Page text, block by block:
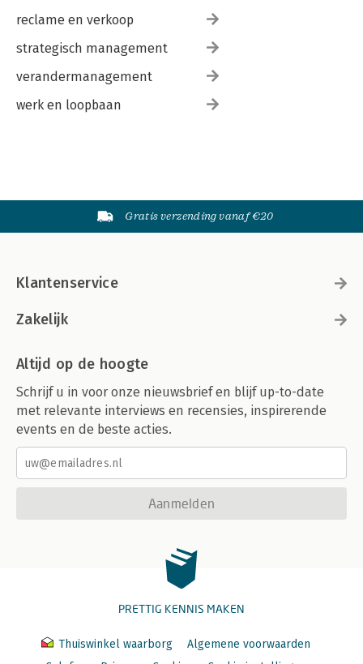
reclame en verkoop
strategisch management
verandermanagement
werk en loopbaan
Gratis verzending vanaf €20
Klantenservice
Zakelijk
Altijd op de hoogte
Schrijf u in voor onze nieuwsbrief en blijf up-to-date
met relevante interviews en recensies, inspirerende
events en de beste acties.
Aanmelden
PRETTIG KENNIS MAKEN
Thuiswinkel waarborg
Algemene voorwaarden